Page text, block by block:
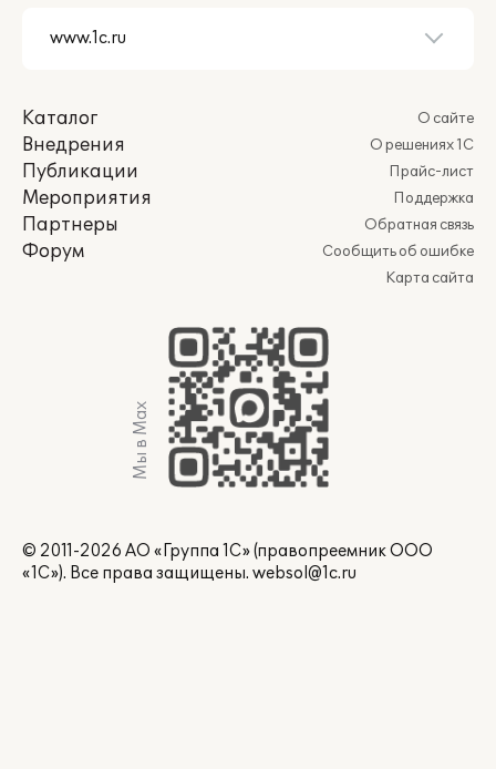
Каталог
Внедрения
Публикации
Мероприятия
Партнеры
Форум
О сайте
О решениях 1С
Прайс-лист
Поддержка
Обратная связь
Сообщить об ошибке
Карта сайта
Мы в Max
© 2011-2026 АО «Группа 1С» (правопреемник ООО
«1С»). Все права защищены. websol@1c.ru